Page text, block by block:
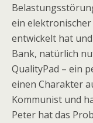
ein elektronischer
entwickelt hat
Bank, natürlich
QualityPad – ein
einen Charakter
Kommunist und
Peter hat das